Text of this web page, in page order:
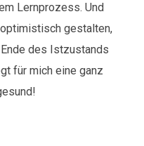
Lernprozess. Und
gestalten,
des Istzustands
für mich eine ganz